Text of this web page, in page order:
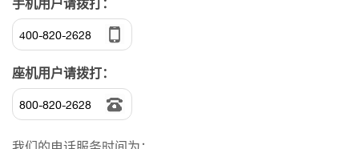
手机用户请拨打：
400-820-2628
座机用户请拨打：
800-820-2628